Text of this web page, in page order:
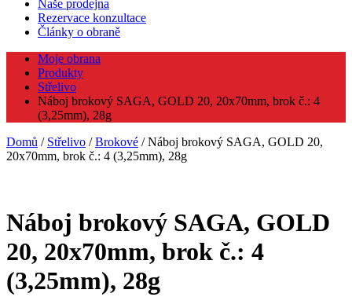
Naše prodejna
Rezervace konzultace
Články o obraně
Moje obrana
Produkty
Střelivo
Náboj brokový SAGA, GOLD 20, 20x70mm, brok č.: 4
(3,25mm), 28g
Domů / Střelivo /Brokové / Náboj brokový SAGA, GOLD 20,
20x70mm, brok č.: 4 (3,25mm), 28g
Náboj brokový SAGA, GOLD
20, 20x70mm, brok č.: 4
(3,25mm), 28g